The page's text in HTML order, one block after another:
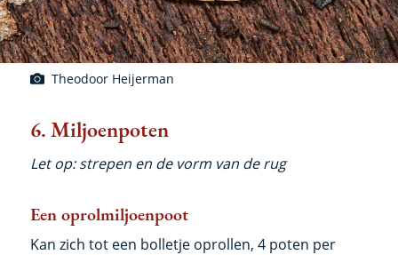
Theodoor Heijerman
6. Miljoenpoten
Let op: strepen en de vorm van de rug
Een oprolmiljoenpoot
Kan zich tot een bolletje oprollen, 4 poten per